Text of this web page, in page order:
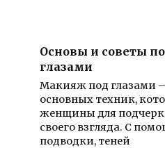
Основы и советы
глазами
Макияж под глазами –
основных техник,
женщины для
своего взгляда. С
подводки, теней